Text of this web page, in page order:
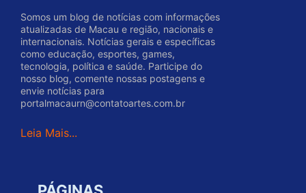
Somos um blog de notícias com informações
atualizadas de Macau e região, nacionais e
internacionais. Notícias gerais e específicas
como educação, esportes, games,
tecnologia, política e saúde. Participe do
nosso blog, comente nossas postagens e
envie notícias para
portalmacaurn@contatoartes.com.br
Leia Mais...